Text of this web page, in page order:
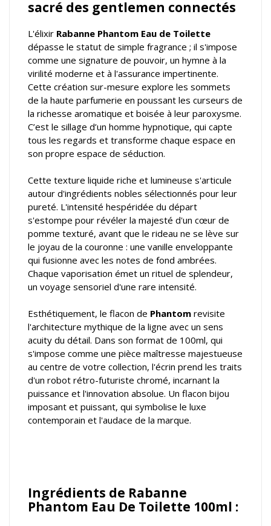
sacré des gentlemen connectés
L'élixir Rabanne Phantom Eau de Toilette
dépasse le statut de simple fragrance ; il s'impose
comme une signature de pouvoir, un hymne à la
virilité moderne et à l'assurance impertinente.
Cette création sur-mesure explore les sommets
de la haute parfumerie en poussant les curseurs de
la richesse aromatique et boisée à leur paroxysme.
C’est le sillage d’un homme hypnotique, qui capte
tous les regards et transforme chaque espace en
son propre espace de séduction.
Cette texture liquide riche et lumineuse s'articule
autour d'ingrédients nobles sélectionnés pour leur
pureté. L'intensité hespéridée du départ
s'estompe pour révéler la majesté d'un cœur de
pomme texturé, avant que le rideau ne se lève sur
le joyau de la couronne : une vanille enveloppante
qui fusionne avec les notes de fond ambrées.
Chaque vaporisation émet un rituel de splendeur,
un voyage sensoriel d'une rare intensité.
Esthétiquement, le flacon de Phantom revisite
l'architecture mythique de la ligne avec un sens
acuity du détail. Dans son format de 100ml, qui
s'impose comme une pièce maîtresse majestueuse
au centre de votre collection, l'écrin prend les traits
d'un robot rétro-futuriste chromé, incarnant la
puissance et l'innovation absolue. Un flacon bijou
imposant et puissant, qui symbolise le luxe
contemporain et l'audace de la marque.
Ingrédients de Rabanne
Phantom Eau De Toilette 100ml :